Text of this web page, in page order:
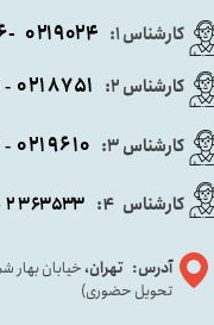
کارشناس ۱: ۰۲۱۹۰۲۴ - ۰۹۳۶
آدرس: تهران، خیابان بهار
تحویل حضوری)
کارشناس ۳: ۰۲۱۹۶۱۰
کارشناس ۲: ۰۲۱۸۷۵۱
کارشناس 4
: ۲۳۶۳۵۳۳